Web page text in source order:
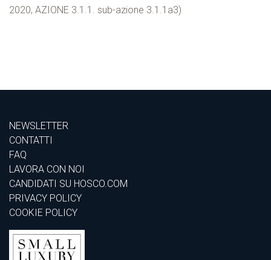
2020, AZIONE 3.1.1. sub-azione 3.1.1a3)
NEWSLETTER
CONTATTI
FAQ
LAVORA CON NOI
CANDIDATI SU HOSCO.COM
PRIVACY POLICY
COOKIE POLICY